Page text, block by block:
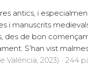
antics, i
i manuscrits
des de bon
S’han vist
2023) · 244